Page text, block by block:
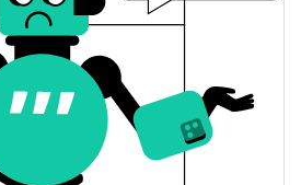
$347,82263
цены